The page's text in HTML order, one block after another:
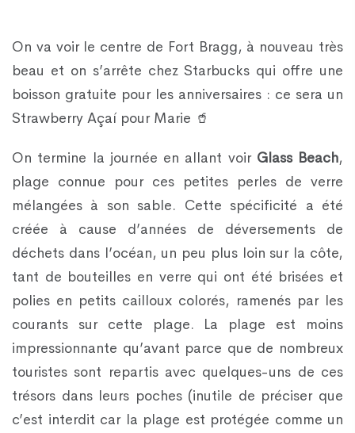
On va voir le centre de Fort Bragg, à nouveau très
beau et on s’arrête chez Starbucks qui offre une
boisson gratuite pour les anniversaires : ce sera un
Strawberry Açaí pour Marie 🥤
On termine la journée en allant voir Glass Beach,
plage connue pour ces petites perles de verre
mélangées à son sable. Cette spécificité a été
créée à cause d’années de déversements de
déchets dans l’océan, un peu plus loin sur la côte,
tant de bouteilles en verre qui ont été brisées et
polies en petits cailloux colorés, ramenés par les
courants sur cette plage. La plage est moins
impressionnante qu’avant parce que de nombreux
touristes sont repartis avec quelques-uns de ces
trésors dans leurs poches (inutile de préciser que
c’est interdit car la plage est protégée comme un